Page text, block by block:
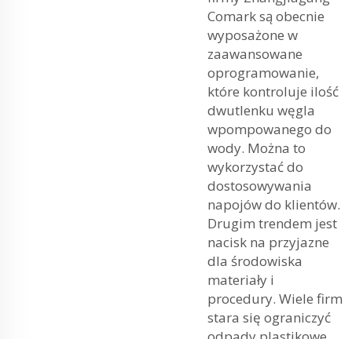
Comark są obecnie
wyposażone w
zaawansowane
oprogramowanie,
które kontroluje ilość
dwutlenku węgla
wpompowanego do
wody. Można to
wykorzystać do
dostosowywania
napojów do klientów.
Drugim trendem jest
nacisk na przyjazne
dla środowiska
materiały i
procedury. Wiele firm
stara się ograniczyć